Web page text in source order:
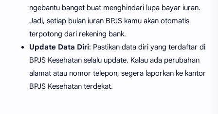
ngebantu banget buat menghindari lupa bayar iuran.
Jadi, setiap bulan iuran BPJS kamu akan otomatis
terpotong dari rekening bank.
Update Data Diri: Pastikan data diri yang terdaftar di
BPJS Kesehatan selalu update. Kalau ada perubahan
alamat atau nomor telepon, segera laporkan ke kantor
BPJS Kesehatan terdekat.